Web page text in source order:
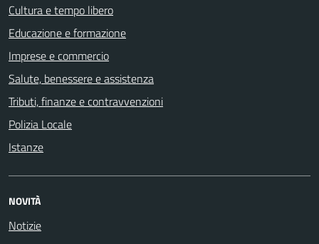
Cultura e tempo libero
Educazione e formazione
Imprese e commercio
Salute, benessere e assistenza
Tributi, finanze e contravvenzioni
Polizia Locale
Istanze
NOVITÀ
Notizie